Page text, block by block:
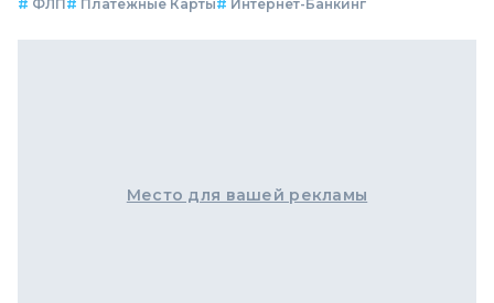
# ФЛП# Платежные Карты# Интернет-Банкинг
Место для вашей рекламы